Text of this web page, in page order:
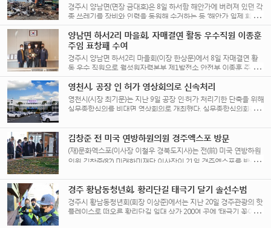
경주시 양남면(면장 금대호)은 8일 하서항 해안가에 버려져 있던 각
종 쓰레기를 장비와 인력을 동원해 수거하는 등 ‘해안가 일제 환경
정비 활동’을 실시했다. [...]
양남면 하서2리 마을회, 자매결연 활동 우수직원 이종훈
주임 표창패 수여
경주시 양남면 하서2리 마을회(이장 한상문)에서 8일 자매결연 활
동 우수 직원으로 월성원자력본부 제1발전소 안전부 이종훈 주임을
선정하고 표창패를 수여했다. 한국수력원자력(이하 한수원)과 [...]
영천시, 공장 인 허가 영상회의로 신속처리
영천시(시장 최기문)는 지난 9일 공장 인·허가 처리기한 단축을 위해
실무종합심의를 비대면 영상회의로 개최했다. 실무종합심의회는
김창준 전 미국 연방하원의원 경주엑스포 방문
(재)문화엑스포(이사장 이철우 경북도지사)는 전(前) 미국 연방하원
의원 김창준(82) 미래한미재단 이사장이 21일 경주엑스포를 방문했
원의원 [...]
경주 황남동청년회, 황리단길 태극기 달기 솔선수범
경주시 황남동청년회(회장 이상준)에서는 지난 20일 경주관광의 핫
플레이스로 떠오른 황리단길 일대 상가 200여 곳에 ‘태극기 꽂이 달